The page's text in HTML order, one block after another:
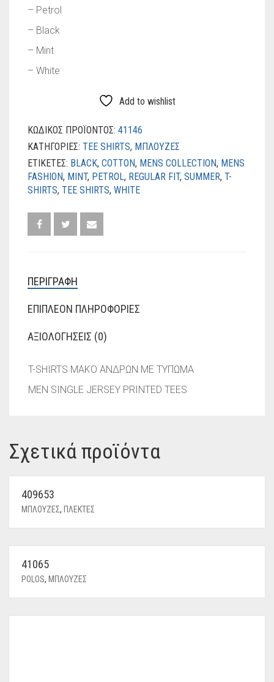
– Petrol
– Black
– Mint
– White
Add to wishlist
ΚΩΔΙΚΌΣ ΠΡΟΪΌΝΤΟΣ: 41146
ΚΑΤΗΓΟΡΊΕΣ: TEE SHIRTS, ΜΠΛΟΥΖΕΣ
ΕΤΙΚΈΤΕΣ: BLACK, COTTON, MENS COLLECTION, MENS
FASHION, MINT, PETROL, REGULAR FIT, SUMMER, T-
SHIRTS, TEE SHIRTS, WHITE
ΠΕΡΙΓΡΑΦΉ
ΕΠΙΠΛΈΟΝ ΠΛΗΡΟΦΟΡΊΕΣ
ΑΞΙΟΛΟΓΉΣΕΙΣ (0)
T-SHIRTS ΜΑΚΟ ΑΝΔΡΩΝ ΜΕ ΤΥΠΩΜΑ
MEN SINGLE JERSEY PRINTED TEES
Σχετικά προϊόντα
409653
ΜΠΛΟΥΖΕΣ, ΠΛΕΚΤΕΣ
41065
POLOS, ΜΠΛΟΥΖΕΣ